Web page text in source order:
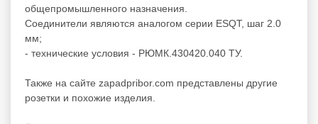
общепромышленного назначения.
Соединители являются аналогом серии ESQT, шаг 2.0
мм;
- технические условия - РЮМК.430420.040 ТУ.
Также на сайте zapadpribor.com представлены другие
розетки и похожие изделия.